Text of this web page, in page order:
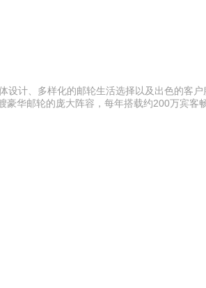
计、多样化的邮轮生活选择以及出色的客
华邮轮的庞大阵容，每年搭载约200万宾客